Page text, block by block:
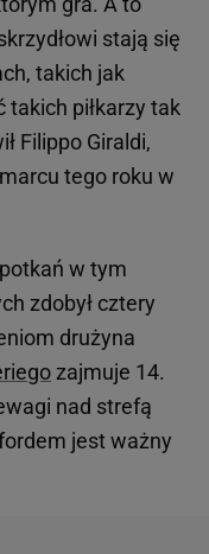
stają się
takich jak
takich piłkarzy tak
Filippo Giraldi,
tego roku w
w tym
zdobył cztery
drużyna
zajmuje 14.
nad strefą
jest ważny